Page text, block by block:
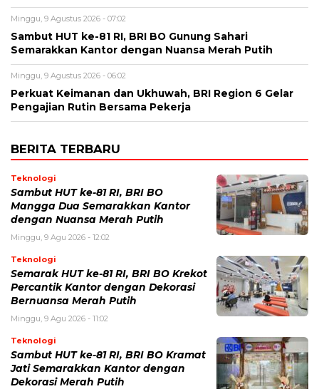
Minggu, 9 Agustus 2026 - 07:02
Sambut HUT ke-81 RI, BRI BO Gunung Sahari
Semarakkan Kantor dengan Nuansa Merah Putih
Minggu, 9 Agustus 2026 - 06:02
Perkuat Keimanan dan Ukhuwah, BRI Region 6 Gelar
Pengajian Rutin Bersama Pekerja
BERITA TERBARU
Teknologi
Sambut HUT ke-81 RI, BRI BO
Mangga Dua Semarakkan Kantor
dengan Nuansa Merah Putih
Minggu, 9 Agu 2026 - 12:02
Teknologi
Semarak HUT ke-81 RI, BRI BO Krekot
Percantik Kantor dengan Dekorasi
Bernuansa Merah Putih
Minggu, 9 Agu 2026 - 11:02
Teknologi
Sambut HUT ke-81 RI, BRI BO Kramat
Jati Semarakkan Kantor dengan
Dekorasi Merah Putih